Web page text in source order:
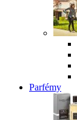
Parfémy